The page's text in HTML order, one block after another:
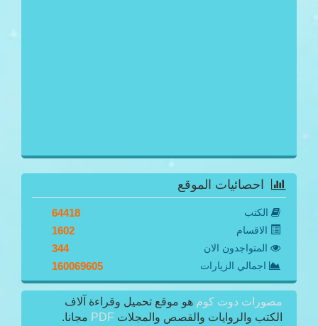
احصائيات الموقع
الكتب 64418
الاقسام 1602
المتواجدون الان 344
اجمالي الزيارات 160069605
مصورات دوت كوم هو موقع تحميل وقراءة آلاف
الكتب والروايات والقصص والمجلات PDF مجانا.